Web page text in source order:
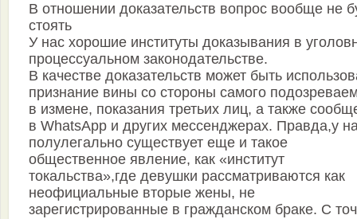
В отношении доказательств вопрос вообще не
стоять
У нас хорошие институты доказывания в
процессуальном законодательстве.
В качестве доказательств может быть
признание вины со стороны самого
в измене, показания третьих лиц, а также
в WhatsApp и других мессенджерах. Правда,у
полулегально существует еще и такое
общественное явление, как «институт
токальства»,где девушки рассматриваются как
неофициальные вторые жены, не
зарегистрированные в гражданском браке. С